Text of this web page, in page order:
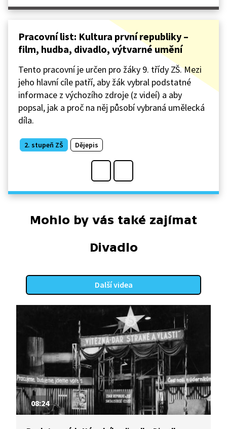
Pracovní list: Kultura první republiky –
film, hudba, divadlo, výtvarné umění
Tento pracovní je určen pro žáky 9. třídy ZŠ. Mezi
jeho hlavní cíle patří, aby žák vybral podstatné
informace z výchozího zdroje (z videí) a aby
popsal, jak a proč na něj působí vybraná umělecká
díla.
2. stupeň ZŠ Dějepis
Mohlo by vás také zajímat
Divadlo
Další videa
08:24